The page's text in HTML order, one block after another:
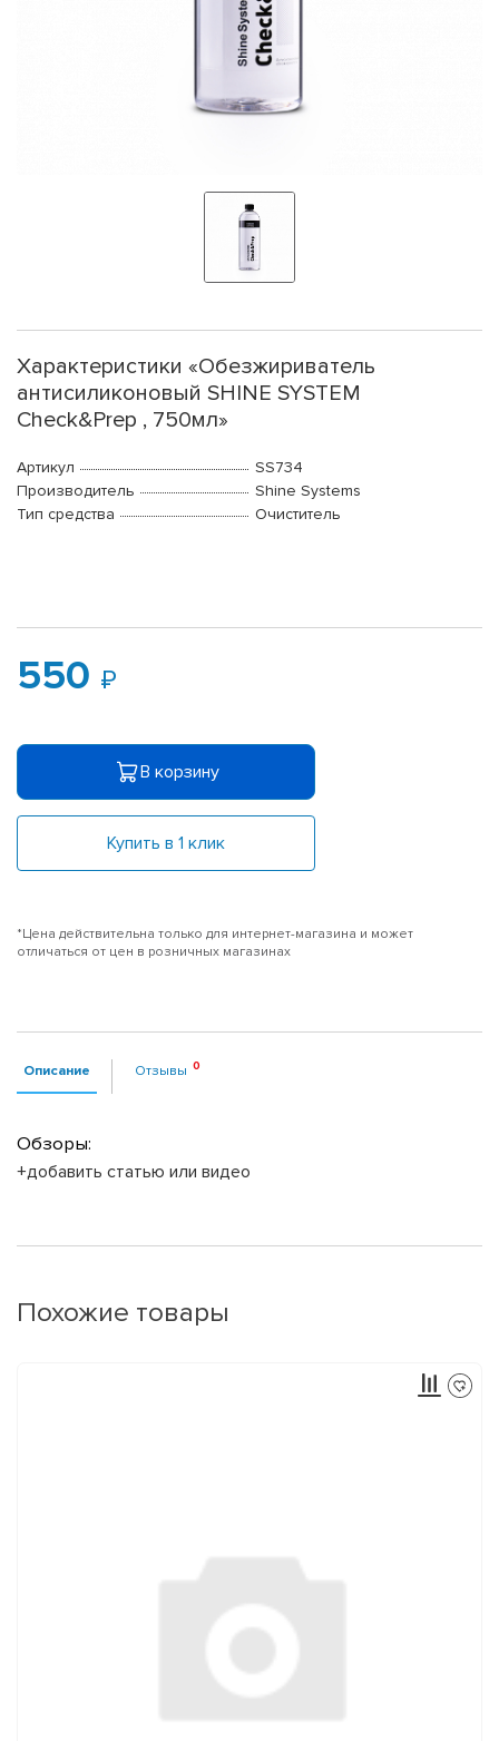
Характеристики «Обезжириватель
антисиликоновый SHINE SYSTEM
Check&Prep , 750мл»
Артикул
SS734
Производитель
Shine Systems
Тип средства
Очиститель
550
В корзину
Купить в 1 клик
*Цена действительна только для интернет-магазина и может
отличаться от цен в розничных магазинах
Описание Отзывы
Обзоры:
+добавить статью или видео
Похожие товары